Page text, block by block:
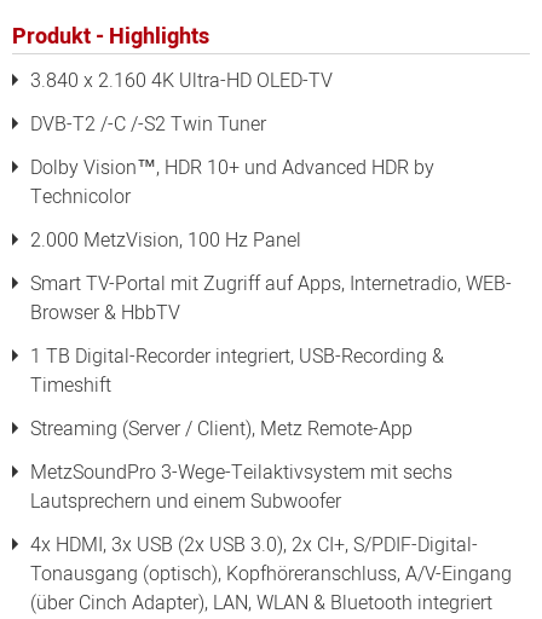
Produkt - Highlights
3.840 x 2.160 4K Ultra-HD OLED-TV
DVB-T2 /-C /-S2 Twin Tuner
Dolby Vision™, HDR 10+ und Advanced HDR by
Technicolor
2.000 MetzVision, 100 Hz Panel
Smart TV-Portal mit Zugriff auf Apps, Internetradio, WEB-
Browser & HbbTV
1 TB Digital-Recorder integriert, USB-Recording &
Timeshift
Streaming (Server / Client), Metz Remote-App
MetzSoundPro 3-Wege-Teilaktivsystem mit sechs
Lautsprechern und einem Subwoofer
4x HDMI, 3x USB (2x USB 3.0), 2x CI+, S/PDIF-Digital-
Tonausgang (optisch), Kopfhöreranschluss, A/V-Eingang
(über Cinch Adapter), LAN, WLAN & Bluetooth integriert